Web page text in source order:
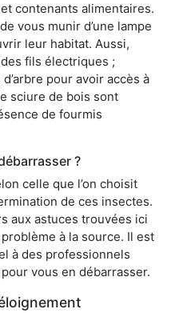
contenants alimentaires.
vous munir d’une lampe
leur habitat. Aussi,
fils électriques ;
pour avoir accès à
sciure de bois sont
de fourmis
?
celle que l’on choisit
de ces insectes.
aux astuces trouvées ici
à la source. Il est
à des professionnels
vous en débarrasser.